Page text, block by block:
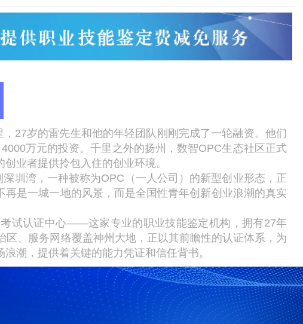
27岁的雷先生和他的年轻团队刚刚完成了一轮融资。他们
万元的投资。千里之外的扬州，数智OPC生态社区正式
业者提供拎包入住的创业环境。
圳湾，一种被称为OPC（一人公司）的新型创业形态，正
是一城一地的风景，而是全国性青年创新创业浪潮的真实
试认证中心——这家专业的职业技能鉴定机构，拥有27年
区、服务网络覆盖神州大地，正以其前瞻性的认证体系，为
潮，提供着关键的能力凭证和信任背书。